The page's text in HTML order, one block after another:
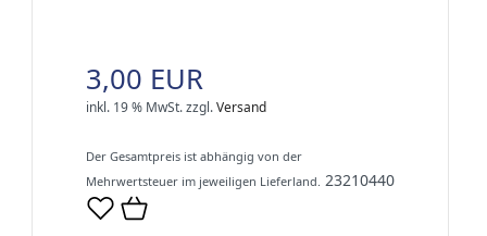
3,00 EUR
inkl. 19 % MwSt.zzgl.Versand
Der Gesamtpreis ist abhängig von der
Mehrwertsteuer im jeweiligen Lieferland. 23210440